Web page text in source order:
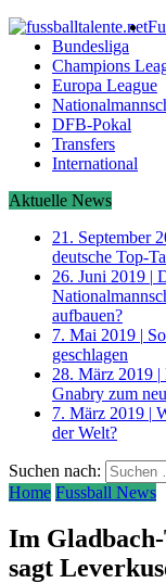
Bundesliga
Champions
Europa League
DFB-Pokal
Transfers
International
Aktuelle News
21. September
deutsche Top-
26. Juni 2019 |
aufbauen?
7. Mai 2019 |
geschlagen
28. März 2019 |
Gnabry zum
7. März 2019 |
der Welt?
Suchen nach:
Home Fussball News
Im
sagt